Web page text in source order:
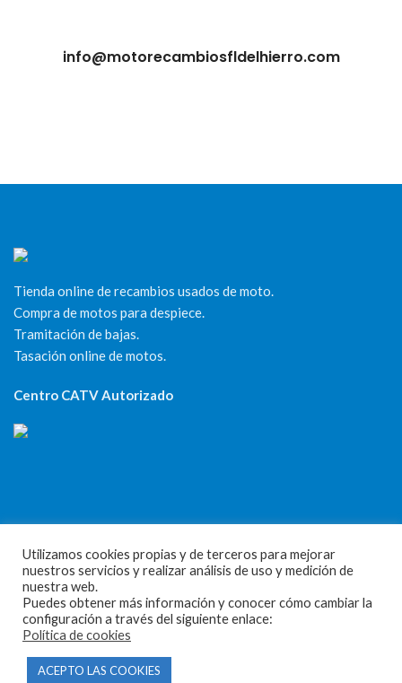
info@motorecambiosfldelhierro.com
Tienda online de recambios usados de moto.
Compra de motos para despiece.
Tramitación de bajas.
Tasación online de motos.
Centro CATV Autorizado
Parque Empresarial Las Condas , Nave 1
05440 Piedralaves-Ávila
603 57 44 50
info@motorecambiosfldelhierro.com
Utilizamos cookies propias y de terceros para mejorar
nuestros servicios y realizar análisis de uso y medición de
nuestra web.
Puedes obtener más información y conocer cómo cambiar la
configuración a través del siguiente enlace:
Política de cookies
ACEPTO LAS COOKIES